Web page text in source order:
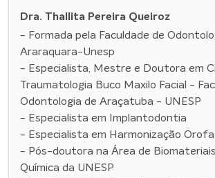
Dra. Thallita Pereira Queiroz
- Formada pela Faculdade de
Araraquara-Unesp
- Especialista, Mestre e Doutora em
Traumatologia Buco Maxilo Facial -
Odontologia de Araçatuba - UNESP
- Especialista em Implantodontia
- Especialista em Harmonização
- Pós-doutora na Área de
Química da UNESP